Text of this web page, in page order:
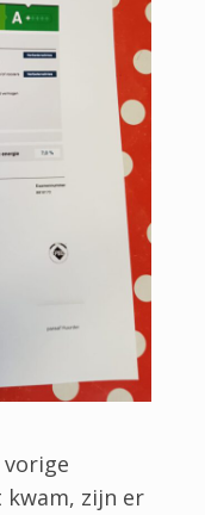
zijn er